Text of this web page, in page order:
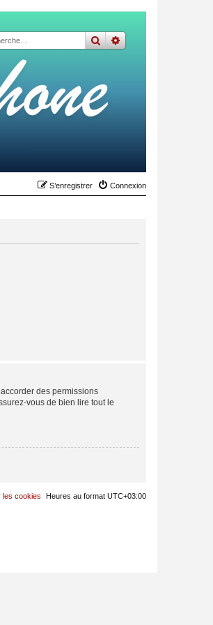
rechercher
recherche
Connexion
S’enregistrer
des permissions
vous de bien lire tout le
Heures au format UTC+03:00
les cookies